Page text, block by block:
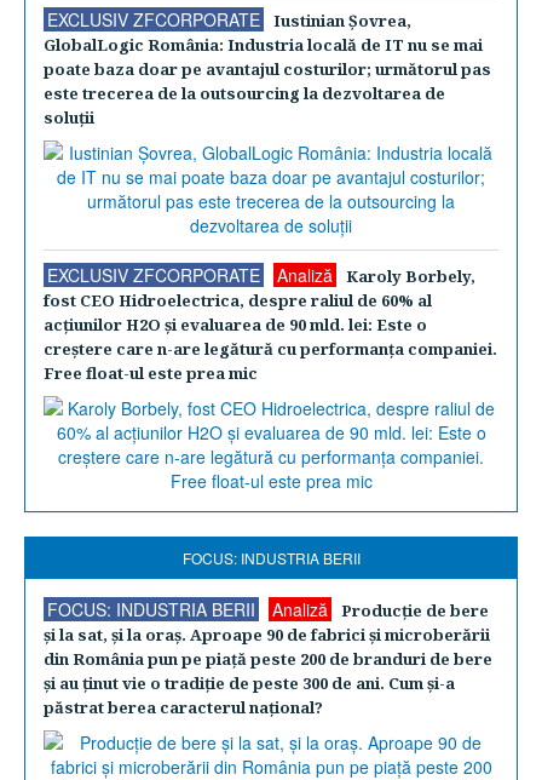
EXCLUSIV ZFCORPORATE
Iustinian Şovrea,
GlobalLogic România: Industria locală de IT nu se mai
poate baza doar pe avantajul costurilor; următorul pas
este trecerea de la outsourcing la dezvoltarea de
soluţii
EXCLUSIV ZFCORPORATE Analiză
Karoly Borbely,
fost CEO Hidroelectrica, despre raliul de 60% al
acţiunilor H2O şi evaluarea de 90 mld. lei: Este o
creştere care n-are legătură cu performanţa companiei.
Free float-ul este prea mic
FOCUS: INDUSTRIA BERII
FOCUS: INDUSTRIA BERII Analiză
Producţie de bere
şi la sat, şi la oraş. Aproape 90 de fabrici şi microberării
din România pun pe piaţă peste 200 de branduri de bere
şi au ţinut vie o tradiţie de peste 300 de ani. Cum şi-a
păstrat berea caracterul naţional?